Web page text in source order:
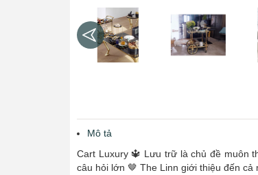
Mô tả
Cart Luxury 🔱 Lưu trữ là chủ đề muôn
câu hỏi lớn 🤎 The Linn giới thiệu đến